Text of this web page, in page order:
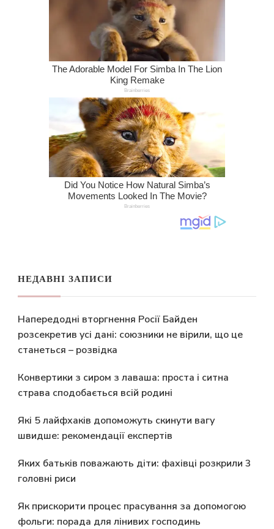
НЕДАВНІ ЗАПИСИ
Напередодні вторгнення Росії Байден
розсекретив усі дані: союзники не вірили, що це
станеться – розвідка
Конвертики з сиром з лаваша: проста і ситна
страва сподобається всій родині
Які 5 лайфхаків допоможуть скинути вагу
швидше: рекомендації експертів
Яких батьків поважають діти: фахівці розкрили 3
головні риси
Як прискорити процес прасування за допомогою
фольги: порада для лінивих господинь